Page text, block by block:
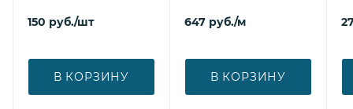
150 руб./шт
В КОРЗИНУ
647 руб./м
В КОРЗИНУ